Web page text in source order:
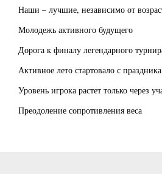
Наши – лучшие, независимо от
Молодежь активного будущего
Дорога к финалу легендарного
Активное лето стартовало с праздника
Уровень игрока растет только через
Преодоление сопротивления веса